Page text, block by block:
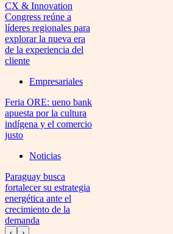
CX & Innovation
Congress reúne a
líderes regionales para
explorar la nueva era
de la experiencia del
cliente
Empresariales
Feria ORE: ueno bank
apuesta por la cultura
indígena y el comercio
justo
Noticias
Paraguay busca
fortalecer su estrategia
energética ante el
crecimiento de la
demanda